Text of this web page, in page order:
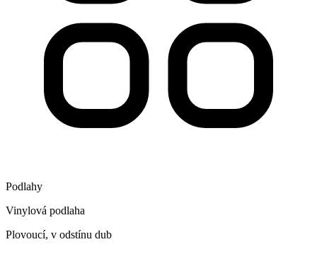
Podlahy
Vinylová podlaha
Plovoucí, v odstínu dub